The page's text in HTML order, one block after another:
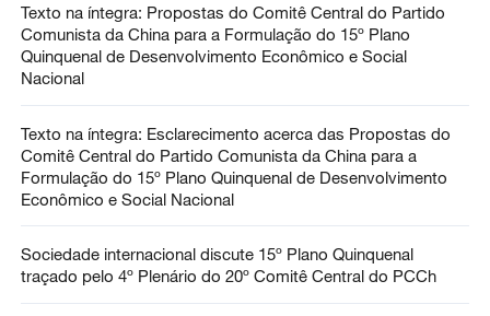
Texto na íntegra: Propostas do Comitê Central do Partido
Comunista da China para a Formulação do 15º Plano
Quinquenal de Desenvolvimento Econômico e Social
Nacional
Texto na íntegra: Esclarecimento acerca das Propostas do
Comitê Central do Partido Comunista da China para a
Formulação do 15º Plano Quinquenal de Desenvolvimento
Econômico e Social Nacional
Sociedade internacional discute 15º Plano Quinquenal
traçado pelo 4º Plenário do 20º Comitê Central do PCCh